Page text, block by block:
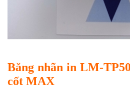
Băng nhãn in LM-
cốt MAX